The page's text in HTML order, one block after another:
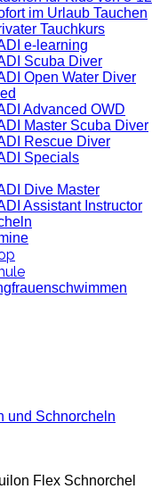
im Urlaub Tauchen
Tauchkurs
e-learning
Scuba Diver
Open Water Diver
Advanced OWD
Master Scuba Diver
Rescue Diver
Specials
Dive Master
Assistant Instructor
und Schnorcheln
Flex Schnorchel